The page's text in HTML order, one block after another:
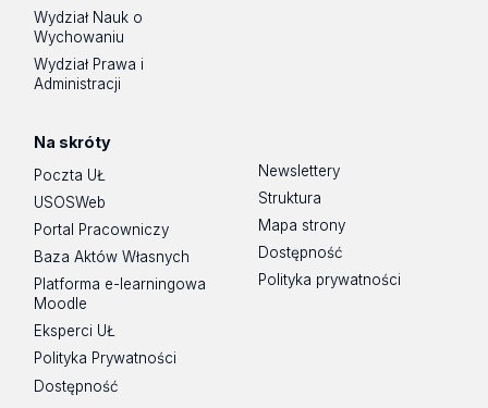
Wydział Nauk o
Wychowaniu
Wydział Prawa i
Administracji
Na skróty
Poczta UŁ
USOSWeb
Portal Pracowniczy
Baza Aktów Własnych
Platforma e-learningowa
Moodle
Eksperci UŁ
Polityka Prywatności
Dostępność
Newslettery
Struktura
Mapa strony
Dostępność
Polityka prywatności